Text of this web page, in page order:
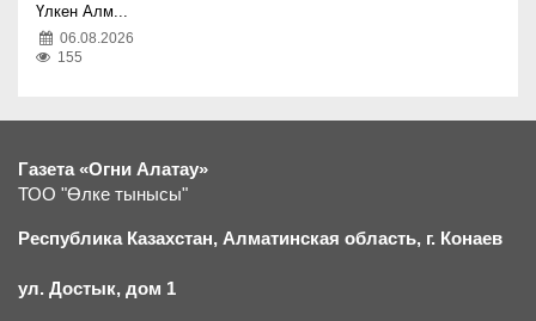
Үлкен Алм...
06.08.2026
155
Газета «Огни Алатау»
ТОО "Өлке тынысы"
Республика Казахстан, Алматинская область, г. Конаев
ул. Достык, дом 1